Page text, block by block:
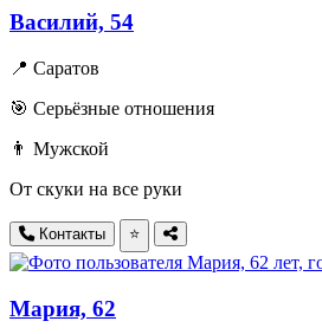
Василий, 54
📍 Саратов
🎯 Серьёзные отношения
👨 Мужской
От скуки на все руки
Контакты ⭐
Мария, 62